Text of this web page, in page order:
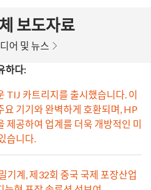
보도자료
어 및 뉴스
하다:
TIJ 카트리지를 출시했습니다. 이
요 기기와 완벽하게 호환되며, HP
제공하여 업계를 더욱 개방적인 미
습니다.
기계, 제32회 중국 국제 포장산업